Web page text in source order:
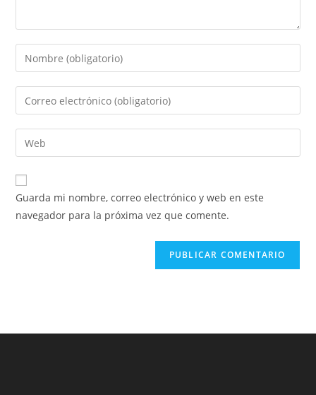
Guarda mi nombre, correo electrónico y web en este
navegador para la próxima vez que comente.